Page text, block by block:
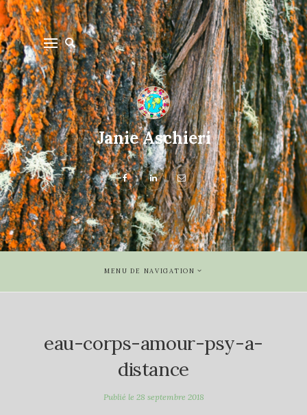
Janie Aschieri
MENU DE NAVIGATION
eau-corps-amour-psy-a-
distance
Publié le 28 septembre 2018